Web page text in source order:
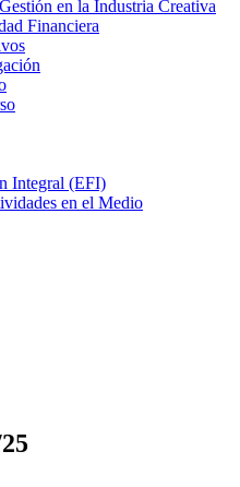
en la Industria Creativa
Financiera
Integral (EFI)
en el Medio